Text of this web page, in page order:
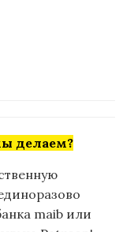
делаем?
maib или